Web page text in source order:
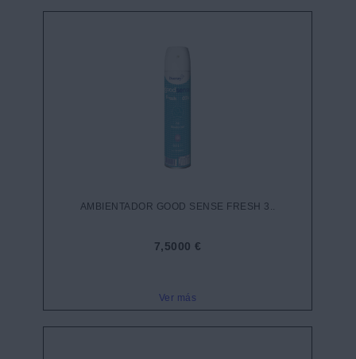
AMBIENTADOR GOOD SENSE FRESH 3..
7,5000 €
Ver más